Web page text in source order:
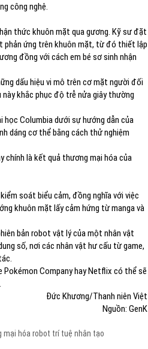
công nghệ.
thức khuôn mặt qua gương. Kỹ sư đặt
phản ứng trên khuôn mặt, từ đó thiết lập
đồng với cách em bé sơ sinh nhận
dấu hiệu vi mô trên cơ mặt người đối
khắc phục độ trễ nửa giây thường
học Columbia dưới sự hướng dẫn của
dáng cơ thể bằng cách thử nghiệm
chính là kết quả thương mại hóa của
soát biểu cảm, đồng nghĩa với việc
khuôn mặt lấy cảm hứng từ manga và
bản robot vật lý của một nhân vật
số, nơi các nhân vật hư cấu từ game,
Pokémon Company hay Netflix có thể sẽ
Đức Khương/Thanh niên Việt
Nguồn: GenK
mại hóa robot trí tuệ nhân tạo